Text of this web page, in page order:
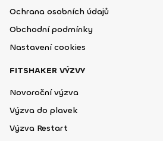
Ochrana osobních údajů
Obchodní podmínky
Nastavení cookies
FITSHAKER VÝZVY
Novoroční výzva
Výzva do plavek
Výzva Restart